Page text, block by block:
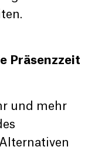
Präsenzzeit
und mehr